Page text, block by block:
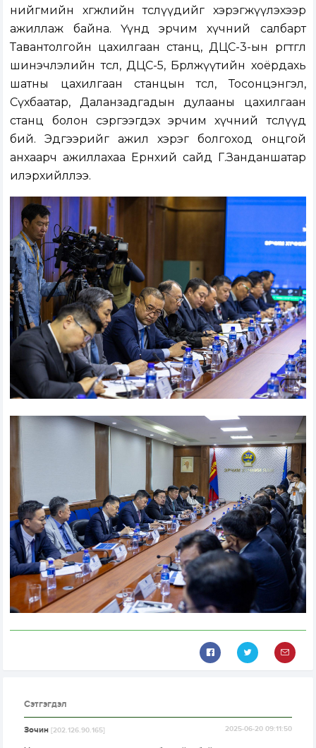
нийгмийн хөгжлийн төслүүдийг хэрэгжүүлэхээр
ажиллаж байна. Үүнд эрчим хүчний салбарт
Тавантолгойн цахилгаан станц, ДЦС-3-ын өргөтгөл
шинэчлэлийн төсөл, ДЦС-5, Бөөрөлжүүтийн хоёрдахь
шатны цахилгаан станцын төсөл, Тосонцэнгэл,
Сүхбаатар, Даланзадгадын дулааны цахилгаан
станц болон сэргээгдэх эрчим хүчний төслүүд
бий. Эдгээрийг ажил хэрэг болгоход онцгой
анхаарч ажиллахаа Ерөнхий сайд Г.Занданшатар
илэрхийллээ.
Сэтгэгдэл
Зочин[202.126.90.165] 2025-06-20 09:11:50